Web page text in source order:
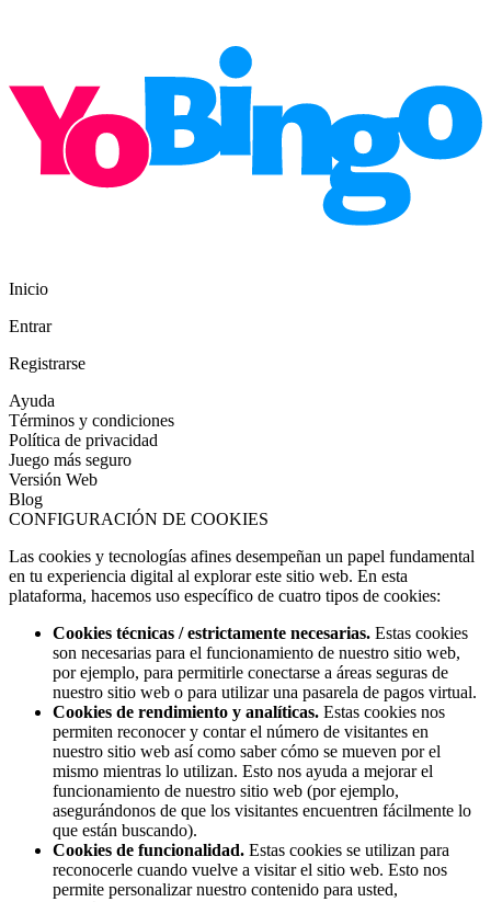
Inicio
Entrar
Registrarse
Ayuda
Términos y condiciones
Política de privacidad
Juego más seguro
Versión Web
Blog
CONFIGURACIÓN DE COOKIES
Las cookies y tecnologías afines desempeñan un papel fundamental
en tu experiencia digital al explorar este sitio web. En esta
plataforma, hacemos uso específico de cuatro tipos de cookies:
Cookies técnicas / estrictamente necesarias. Estas cookies
son necesarias para el funcionamiento de nuestro sitio web,
por ejemplo, para permitirle conectarse a áreas seguras de
nuestro sitio web o para utilizar una pasarela de pagos virtual.
Cookies de rendimiento y analíticas. Estas cookies nos
permiten reconocer y contar el número de visitantes en
nuestro sitio web así como saber cómo se mueven por el
mismo mientras lo utilizan. Esto nos ayuda a mejorar el
funcionamiento de nuestro sitio web (por ejemplo,
asegurándonos de que los visitantes encuentren fácilmente lo
que están buscando).
Cookies de funcionalidad. Estas cookies se utilizan para
reconocerle cuando vuelve a visitar el sitio web. Esto nos
permite personalizar nuestro contenido para usted,